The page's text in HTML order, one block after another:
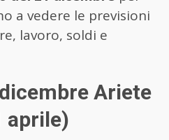
a vedere le previsioni
lavoro, soldi e
Ariete
aprile)